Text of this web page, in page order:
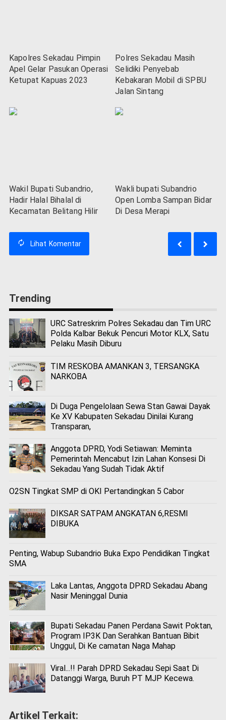
Kapolres Sekadau Pimpin
Apel Gelar Pasukan Operasi
Ketupat Kapuas 2023
Polres Sekadau Masih
Selidiki Penyebab
Kebakaran Mobil di SPBU
Jalan Sintang
Wakil Bupati Subandrio,
Hadir Halal Bihalal di
Kecamatan Belitang Hilir
Wakli bupati Subandrio
Open Lomba Sampan Bidar
Di Desa Merapi
Lihat Komentar
Trending
URC Satreskrim Polres Sekadau dan Tim URC
Polda Kalbar Bekuk Pencuri Motor KLX, Satu
Pelaku Masih Diburu
TIM RESKOBA AMANKAN 3, TERSANGKA
NARKOBA
Di Duga Pengelolaan Sewa Stan Gawai Dayak
Ke XV Kabupaten Sekadau Dinilai Kurang
Transparan,
Anggota DPRD, Yodi Setiawan: Meminta
Pemerintah Mencabut Izin Lahan Konsesi Di
Sekadau Yang Sudah Tidak Aktif
O2SN Tingkat SMP di OKI Pertandingkan 5 Cabor
DIKSAR SATPAM ANGKATAN 6,RESMI
DIBUKA
Penting, Wabup Subandrio Buka Expo Pendidikan Tingkat
SMA
Laka Lantas, Anggota DPRD Sekadau Abang
Nasir Meninggal Dunia
Bupati Sekadau Panen Perdana Sawit Poktan,
Program IP3K Dan Serahkan Bantuan Bibit
Unggul, Di Ke camatan Naga Mahap
Viral...!! Parah DPRD Sekadau Sepi Saat Di
Datanggi Warga, Buruh PT MJP Kecewa.
Artikel Terkait: